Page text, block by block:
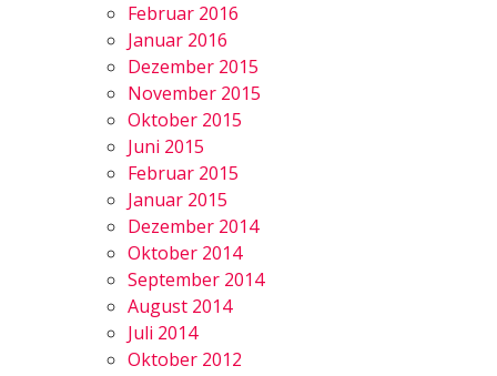
Februar 2016
Januar 2016
Dezember 2015
November 2015
Oktober 2015
Juni 2015
Februar 2015
Januar 2015
Dezember 2014
Oktober 2014
September 2014
August 2014
Juli 2014
Oktober 2012